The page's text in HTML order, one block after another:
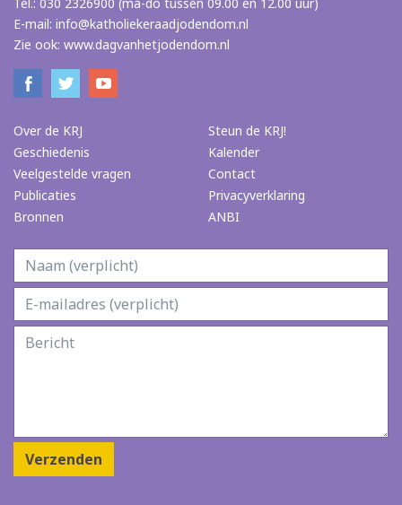
E-mail: info@katholiekeraadjodendom.nl
Zie ook: www.dagvanhetjodendom.nl
Over de KRJ
Geschiedenis
Veelgestelde vragen
Publicaties
Bronnen
Steun de KRJ!
Kalender
Contact
Privacyverklaring
ANBI
Verzenden